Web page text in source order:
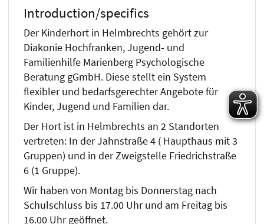
Introduction/specifics
Der Kinderhort in Helmbrechts gehört zur
Diakonie Hochfranken, Jugend- und
Familienhilfe Marienberg Psychologische
Beratung gGmbH. Diese stellt ein System
flexibler und bedarfsgerechter Angebote für
Kinder, Jugend und Familien dar.
Der Hort ist in Helmbrechts an 2 Standorten
vertreten: In der Jahnstraße 4 ( Haupthaus mit 3
Gruppen) und in der Zweigstelle Friedrichstraße
6 (1 Gruppe).
Wir haben von Montag bis Donnerstag nach
Schulschluss bis 17.00 Uhr und am Freitag bis
16.00 Uhr geöffnet.